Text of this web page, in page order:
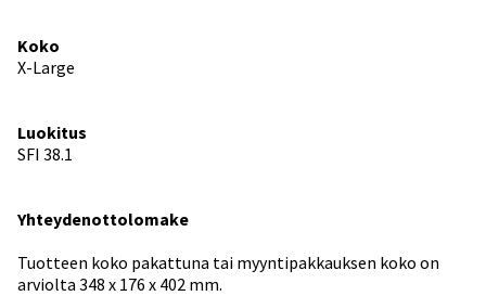
Koko
X-Large
Luokitus
SFI 38.1
Yhteydenottolomake
Tuotteen koko pakattuna tai myyntipakkauksen koko on
arviolta 348 x 176 x 402 mm.